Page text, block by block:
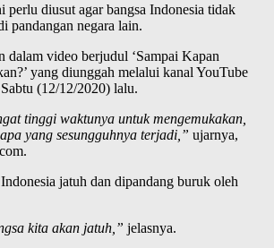
perlu diusut agar bangsa Indonesia tidak
pandangan negara lain.
dalam video berjudul ‘Sampai Kapan
yang diunggah melalui kanal YouTube
(12/12/2020) lalu.
tinggi waktunya untuk mengemukakan,
yang sesungguhnya terjadi,” ujarnya,
jatuh dan dipandang buruk oleh
kita akan jatuh,” jelasnya.